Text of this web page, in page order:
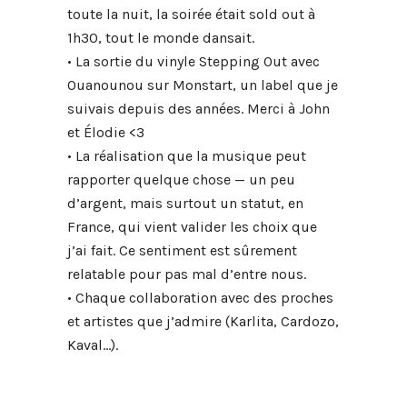
toute la nuit, la soirée était sold out à
1h30, tout le monde dansait.
• La sortie du vinyle Stepping Out avec
Ouanounou sur Monstart, un label que je
suivais depuis des années. Merci à John
et Élodie <3
• La réalisation que la musique peut
rapporter quelque chose — un peu
d’argent, mais surtout un statut, en
France, qui vient valider les choix que
j’ai fait. Ce sentiment est sûrement
relatable pour pas mal d’entre nous.
• Chaque collaboration avec des proches
et artistes que j’admire (Karlita, Cardozo,
Kaval…).